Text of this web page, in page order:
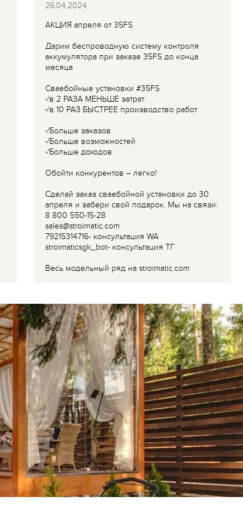
26.04.2024
АКЦИЯ апреля от 35FS
Дарим беспроводную систему контроля
аккумулятора при заказе 35FS до конца
месяца
Сваебойные установки #35FS
✓в 2 РАЗА МЕНЬШЕ затрат
✓в 10 РАЗ БЫСТРЕЕ производство работ
✓Больше заказов
✓Больше возможностей
✓Больше доходов
Обойти конкурентов – легко!
Сделай заказ сваебойной установки до 30
апреля и забери свой подарок. Мы на связи:
8 800 550-15-28
sales@stroimatic.com
79215314716- консультация WA
stroimaticsgk_bot- консультация ТГ
Весь модельный ряд на stroimatic.com